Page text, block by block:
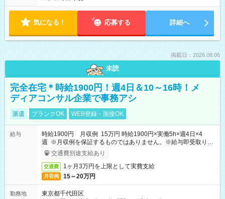
気になる！ 応募する 詳細へ
掲載日：2026.08.06
未読
完全在宅＊時給1900円！週4日＆10～16時！メ
ディアコンサル企業で事務アシ
派遣 ブランクOK WEB登録・面接OK
給与
時給1900円 月収例 15万円 時給1900円×実働5h×週4日×4
週 ※月収例を保証するものではありません。※給与即受取りサ
ービス利用可（利用条件有）
交通費別途支給あり
交通費 1ヶ月3万円を上限として実費支給
月収例 15～20万円
勤務地
東京都千代田区